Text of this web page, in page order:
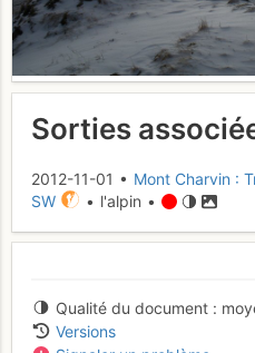
Sorties
2012-11-01 • Mont Charvin :
SW
• l'alpin •
Qualité du document
Versions